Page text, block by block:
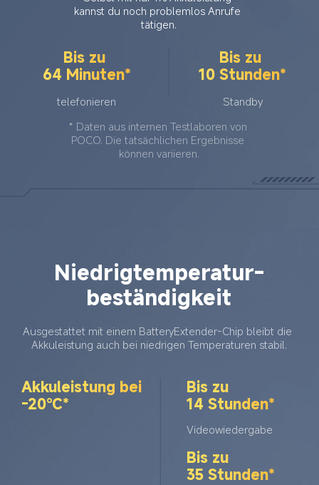
kannst du noch problemlos Anrufe
tätigen.
Bis zu
64 Minuten*
telefonieren
Bis zu
10 Stunden*
Standby
* Daten aus internen Testlaboren von
POCO. Die tatsächlichen Ergebnisse
können variieren.
Niedrigtemperatur-
beständigkeit
Ausgestattet mit einem BatteryExtender-Chip bleibt die
Akkuleistung auch bei niedrigen Temperaturen stabil.
Akkuleistung bei
-20℃*
Bis zu
14 Stunden*
Videowiedergabe
Bis zu
35 Stunden*